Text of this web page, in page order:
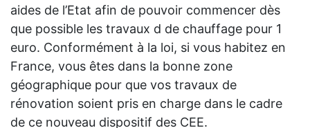
aides de l’Etat afin de pouvoir commencer dès
que possible les travaux d de chauffage pour 1
euro. Conformément à la loi, si vous habitez en
France, vous êtes dans la bonne zone
géographique pour que vos travaux de
rénovation soient pris en charge dans le cadre
de ce nouveau dispositif des CEE.